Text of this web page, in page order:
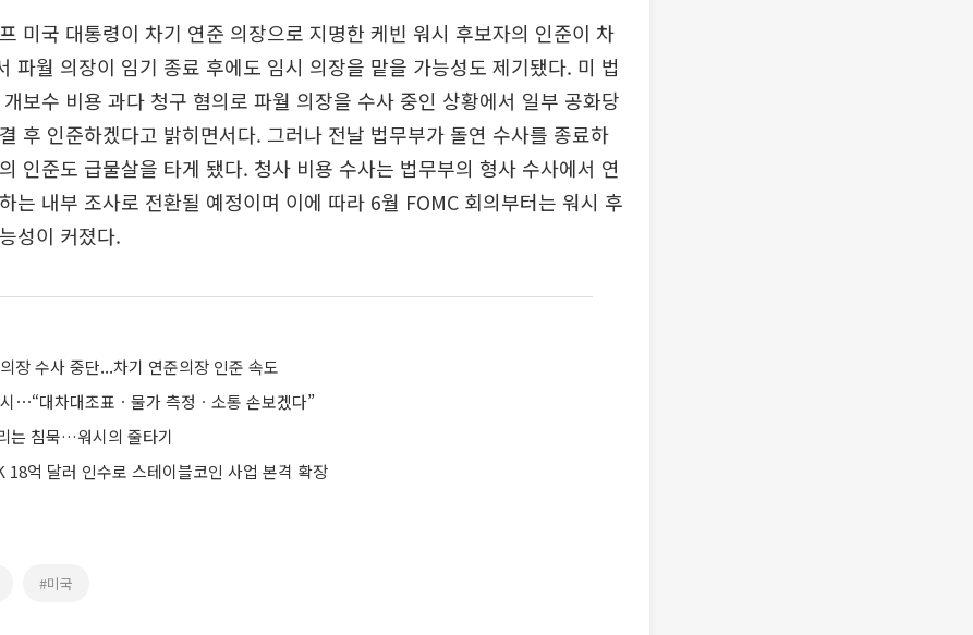
미국 대통령이 차기 연준 의장으로 지명한 케빈 워시 후보자의 인준이 차
파월 의장이 임기 종료 후에도 임시 의장을 맡을 가능성도 제기됐다. 미 법
보수 비용 과다 청구 혐의로 파월 의장을 수사 중인 상황에서 일부 공화당
후 인준하겠다고 밝히면서다. 그러나 전날 법무부가 돌연 수사를 종료하
인준도 급물살을 타게 됐다. 청사 비용 수사는 법무부의 형사 수사에서 연
는 내부 조사로 전환될 예정이며 이에 따라 6월 FOMC 회의부터는 워시 후
성이 커졌다.
장 수사 중단...차기 연준의장 인준 속도
⋯“대차대조표ㆍ물가 측정ㆍ소통 손보겠다”
는 침묵…워시의 줄타기
18억 달러 인수로 스테이블코인 사업 본격 확장
#미국